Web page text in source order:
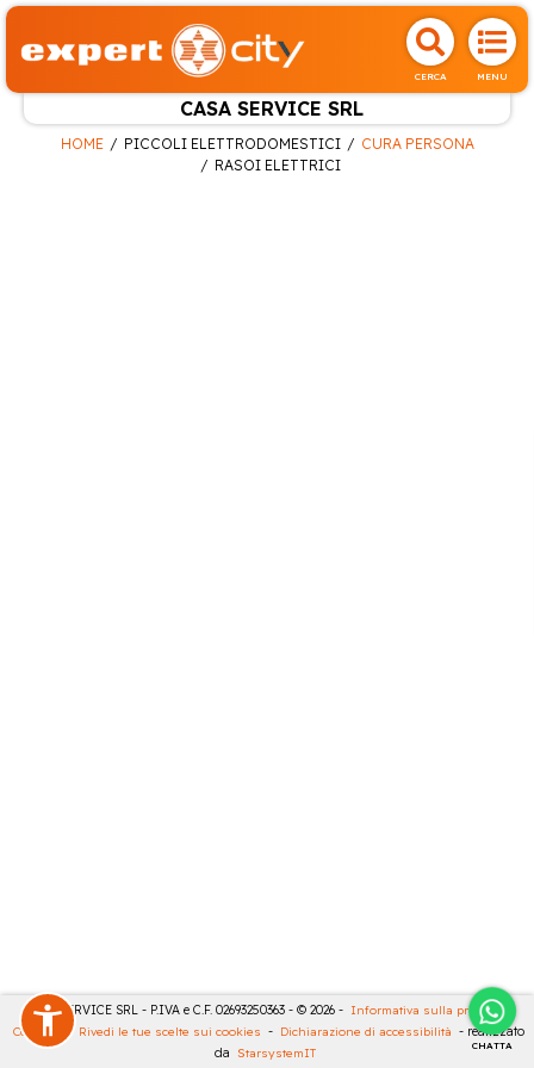
CERCA MENU
CASA SERVICE SRL
CHATTA
HOME PICCOLI ELETTRODOMESTICI
CURA PERSONA
RASOI ELETTRICI
CASA SERVICE SRL - P.IVA e C.F. 02693250363 - © 2026 - Informativa sulla privacy -
Cookies
- Rivedi le tue scelte sui cookies - Dichiarazione di accessibilità - realizzato
da StarsystemIT